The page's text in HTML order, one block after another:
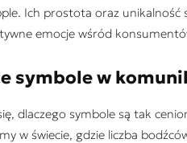
Ich prostota oraz unikalność
emocje wśród
symbole w
dlaczego symbole są tak
w świecie, gdzie liczba